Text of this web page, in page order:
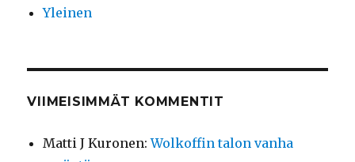
Yleinen
VIIMEISIMMÄT KOMMENTIT
Matti J Kuronen:Wolkoffin talon vanha